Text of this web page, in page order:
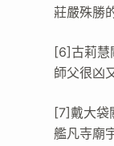
莊嚴殊勝
[6]古莉慧
師父很凶
[7]戴大袋
艦凡寺廟